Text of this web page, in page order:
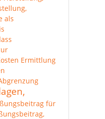
als
Ermittlung
für